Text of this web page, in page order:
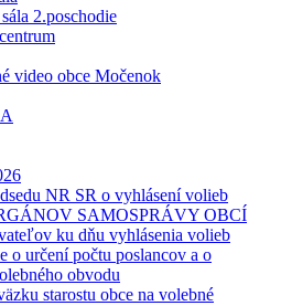
2.poschodie
video obce Močenok
NR SR o vyhlásení volieb
SAMOSPRÁVY OBCÍ
ku dňu vyhlásenia volieb
o určení počtu poslancov a o
obvodu
starostu obce na volebné